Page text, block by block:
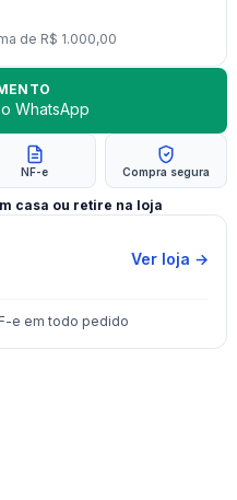
de R$ 1.000,00
WhatsApp
NF-e Compra segura
casa ou retire na loja
Ver loja →
e em todo pedido